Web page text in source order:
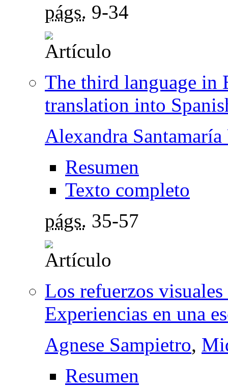
págs. 9-34
The third language in
translation into
Alexandra
Resumen
Texto completo
págs. 35-57
Los refuerzos
Experiencias en una
Agnese Sampietro,
Resumen